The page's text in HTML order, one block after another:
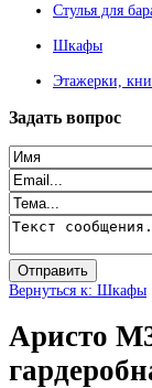
Стулья для
Шкафы
Этажерки,
Задать вопрос
Вернуться к: Шкафы
Аристо